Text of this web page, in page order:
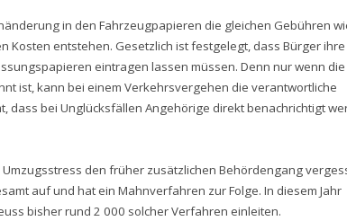
in den Fahrzeugpapieren die gleichen Gebühren
Kosten entstehen. Gesetzlich ist festgelegt, dass Bürger
eintragen lassen müssen. Denn nur wenn die
ist, kann bei einem Verkehrsvergehen die verantwortliche
dass bei Unglücksfällen Angehörige direkt benachrichtigt
den früher zusätzlichen Behördengang
auf und hat ein Mahnverfahren zur Folge. In diesem Jahr
bisher rund 2 000 solcher Verfahren einleiten.